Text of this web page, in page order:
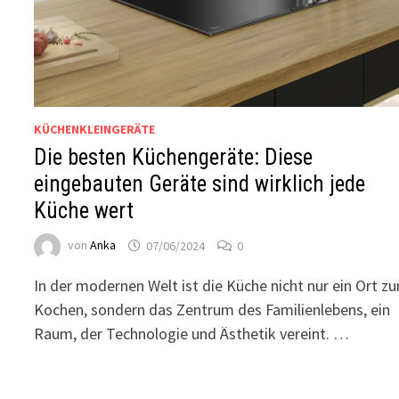
KÜCHENKLEINGERÄTE
Die besten Küchengeräte: Diese
eingebauten Geräte sind wirklich jede
Küche wert
vonAnka 07/06/2024 0
In der modernen Welt ist die Küche nicht nur ein Ort
Kochen, sondern das Zentrum des Familienlebens, ein
Raum, der Technologie und Ästhetik vereint. …